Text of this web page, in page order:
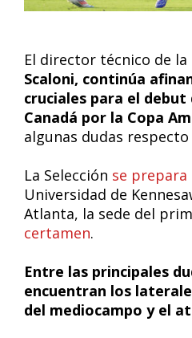
El director técnico de la
Scaloni, continúa
cruciales para el
Canadá por la Copa
algunas dudas
La Selección se prepara
Universidad de
Atlanta, la sede del
certamen.
Entre las principales
encuentran los
del mediocampo y el